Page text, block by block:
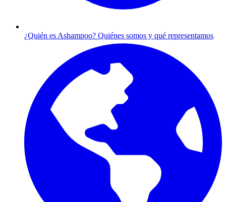
¿Quién es Ashampoo? Quiénes somos y qué representamos